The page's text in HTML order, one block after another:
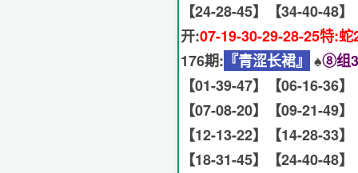
【24-28-45】【34-40-48】
开:07-19-30-29-28-25特:蛇
176期: 『青涩长裙』 ♠️⑧组
【01-39-47】【06-16-36】
【07-08-20】【09-21-49】
【12-13-22】【14-28-33】
【18-31-45】【24-40-48】